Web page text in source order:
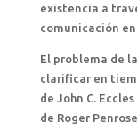
existencia a
comunicación
El problema de
clarificar en
de John C.
de Roger